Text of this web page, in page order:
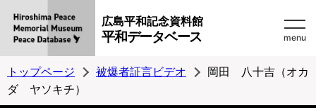
広島平和記念資料館
平和データベース menu
トップページ 被爆者証言ビデオ
岡田 八十吉（オカ
ダ ヤソキチ）